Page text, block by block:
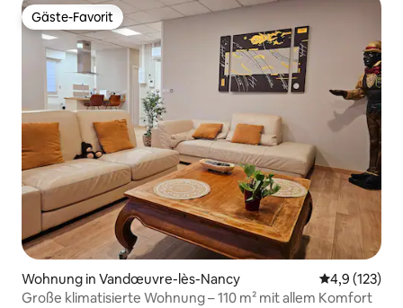
Gäste-Favorit
Gäste-Favorit
Wohnung in Vandœuvre-lès-Nancy
4,9 (123)
Große klimatisierte Wohnung – 110 m² mit allem Komfort